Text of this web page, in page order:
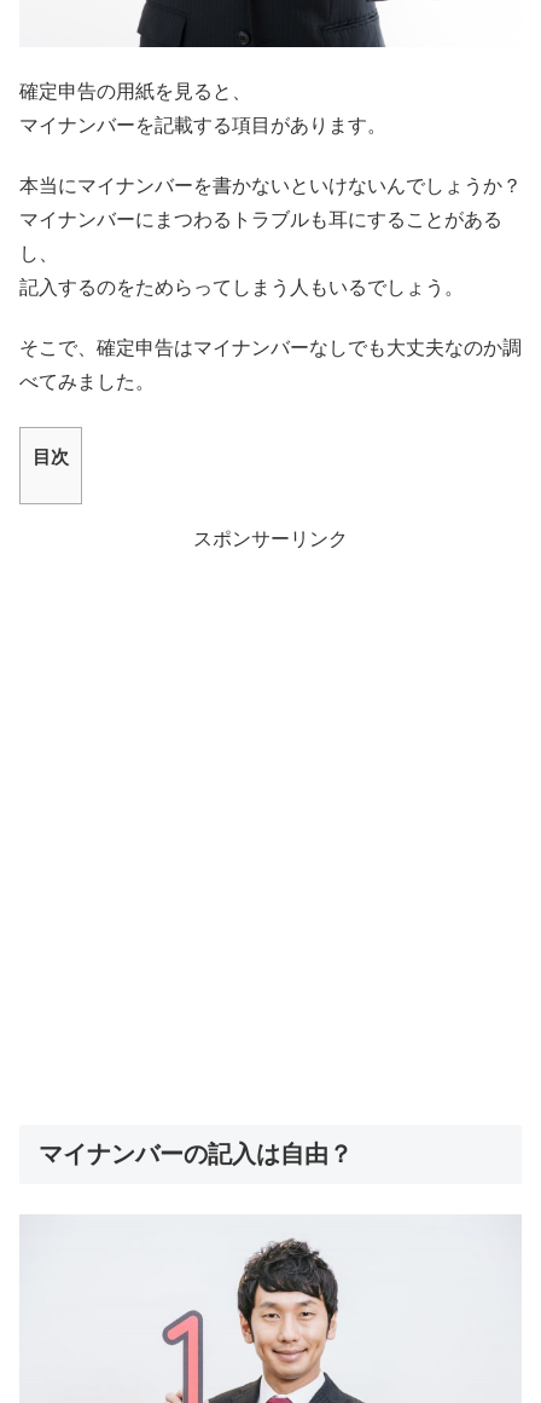
確定申告の用紙を見ると、
マイナンバーを記載する項目があります。
本当にマイナンバーを書かないといけないんでしょうか？
マイナンバーにまつわるトラブルも耳にすることがある
し、
記入するのをためらってしまう人もいるでしょう。
そこで、 確定申告はマイナンバーなしでも大丈夫なのか調
べてみました。
目次
スポンサーリンク
マイナンバーの記入は自由？